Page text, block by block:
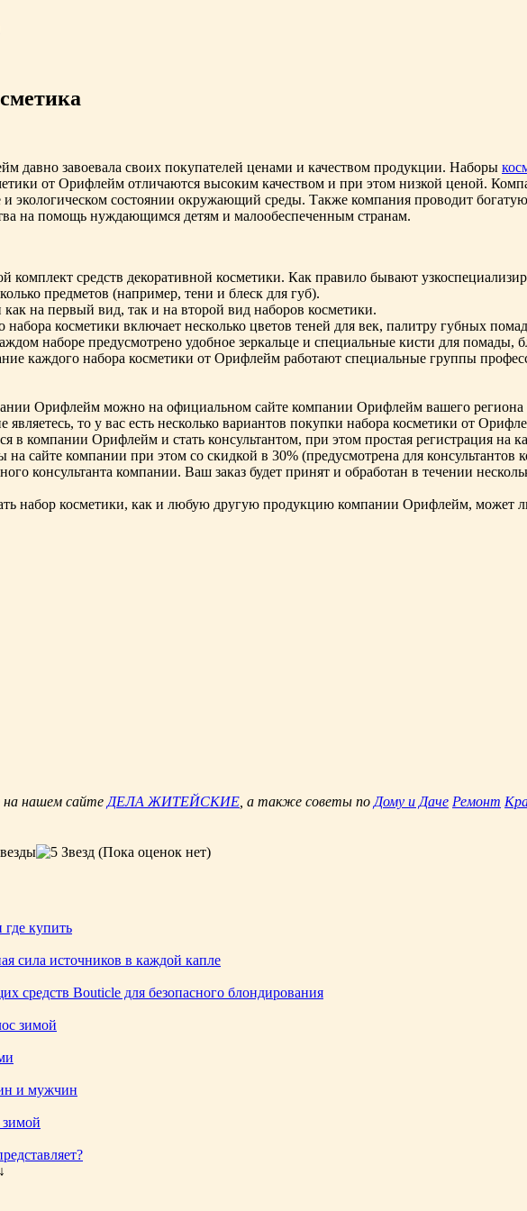
давно завоевала своих покупателей ценами и качеством продукции. Наборы
от Орифлейм отличаются высоким качеством и при этом низкой ценой.
и экологическом состоянии окружающий среды. Также компания проводит
на помощь нуждающимся детям и малообеспеченным странам.
комплект средств декоративной косметики. Как правило бывают
предметов (например, тени и блеск для губ).
на первый вид, так и на второй вид наборов косметики.
косметики включает несколько цветов теней для век, палитру губных
наборе предусмотрено удобное зеркальце и специальные кисти для помады,
каждого набора косметики от Орифлейм работают специальные группы
Орифлейм можно на официальном сайте компании Орифлейм вашего региона
то у вас есть несколько вариантов покупки набора косметики от
в компании Орифлейм и стать консультантом, при этом простая регистрация
на сайте компании при этом со скидкой в 30% (предусмотрена для консультантов
консультанта компании. Ваш заказ будет принят и обработан в течении
набор косметики, как и любую другую продукцию компании Орифлейм, может
на нашем сайте ДЕЛА ЖИТЕЙСКИЕ , а также советы по Дому и Даче Ремонт
(Пока оценок нет)
купить
сила источников в каждой капле
средств Bouticle для безопасного блондирования
зимой
и мужчин
зимой